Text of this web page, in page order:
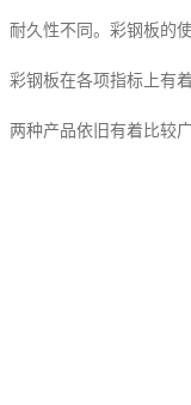
耐久性不同。彩钢板的
彩钢板在各项指标上有
两种产品依旧有着比较